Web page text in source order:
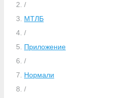
/
МТЛБ
/
Приложение
/
Нормали
/